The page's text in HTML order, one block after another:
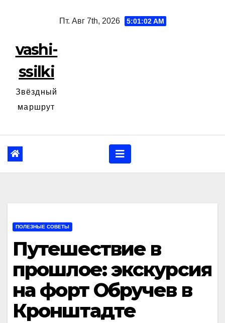
Пт. Авг 7th, 2026 5:01:04 AM
vashi-
ssilki
Звёздный
маршрут
ПОЛЕЗНЫЕ СОВЕТЫ
Путешествие в
прошлое: экскурсия
на форт Обручев в
Кронштадте